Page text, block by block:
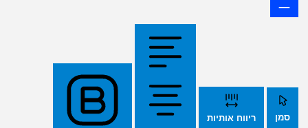
סמן ריווח אותיות